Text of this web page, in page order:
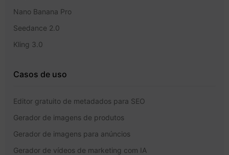
Nano Banana Pro
Seedance 2.0
Kling 3.0
Casos de uso
Editor gratuito de metadados para SEO
Gerador de imagens de produtos
Gerador de imagens para anúncios
Gerador de vídeos de marketing com IA